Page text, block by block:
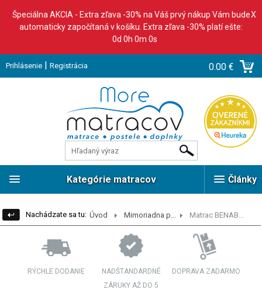
Špeciálna AKCIA - Extra zľava -30% na Váš prvý nákup Vám bude
automaticky započítaná v košíku. Extra zľava -30% platí ešte:
0d 0h 0m 0s
X
Prihlásenie | Registrácia 0.00 €
Články
Kategórie matracov
Nachádzate sa tu: Úvod Mimoriadna p... Matrac BENAB...
RÝCHLE DODANIE
NADŠTANDARDNÉ
ZÁRUKY AŽ DO 5
DOPRAVA ZADARMO